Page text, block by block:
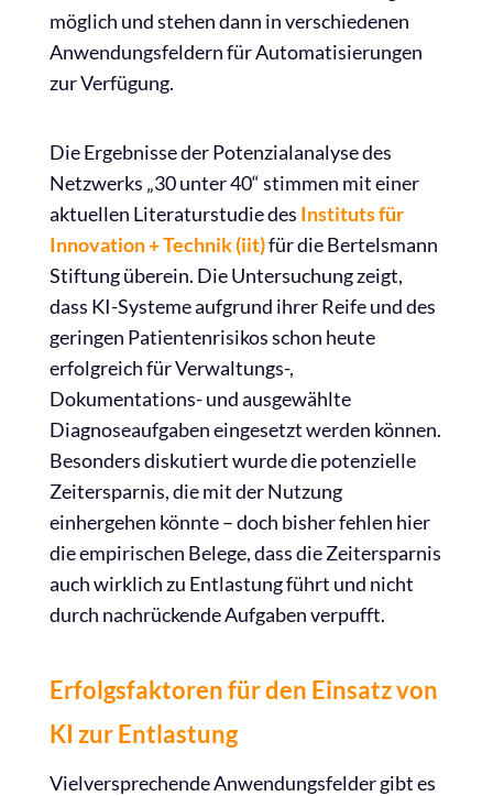
möglich und stehen dann in verschiedenen
Anwendungsfeldern für Automatisierungen
zur Verfügung.
Die Ergebnisse der Potenzialanalyse des
Netzwerks „30 unter 40“ stimmen mit einer
aktuellen Literaturstudie des Instituts für
Innovation + Technik (iit)für die Bertelsmann
Stiftung überein. Die Untersuchung zeigt,
dass KI-Systeme aufgrund ihrer Reife und des
geringen Patientenrisikos schon heute
erfolgreich für Verwaltungs-,
Dokumentations- und ausgewählte
Diagnoseaufgaben eingesetzt werden können.
Besonders diskutiert wurde die potenzielle
Zeitersparnis, die mit der Nutzung
einhergehen könnte – doch bisher fehlen hier
die empirischen Belege, dass die Zeitersparnis
auch wirklich zu Entlastung führt und nicht
durch nachrückende Aufgaben verpufft.
Erfolgsfaktoren für den Einsatz von
KI zur Entlastung
Vielversprechende Anwendungsfelder gibt es